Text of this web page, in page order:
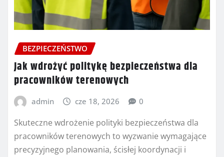
BEZPIECZEŃSTWO
Jak wdrożyć politykę bezpieczeństwa dla
pracowników terenowych
admin cze 18, 2026 0
Skuteczne wdrożenie polityki bezpieczeństwa dla
pracowników terenowych to wyzwanie wymagające
precyzyjnego planowania, ścisłej koordynacji i